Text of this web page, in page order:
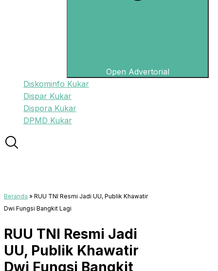
Open Advertorial
Diskominfo Kukar
Dispar Kukar
Dispora Kukar
DPMD Kukar
Beranda » RUU TNI Resmi Jadi UU, Publik Khawatir
Dwi Fungsi Bangkit Lagi
RUU TNI Resmi Jadi
UU, Publik Khawatir
Dwi Fungsi Bangkit